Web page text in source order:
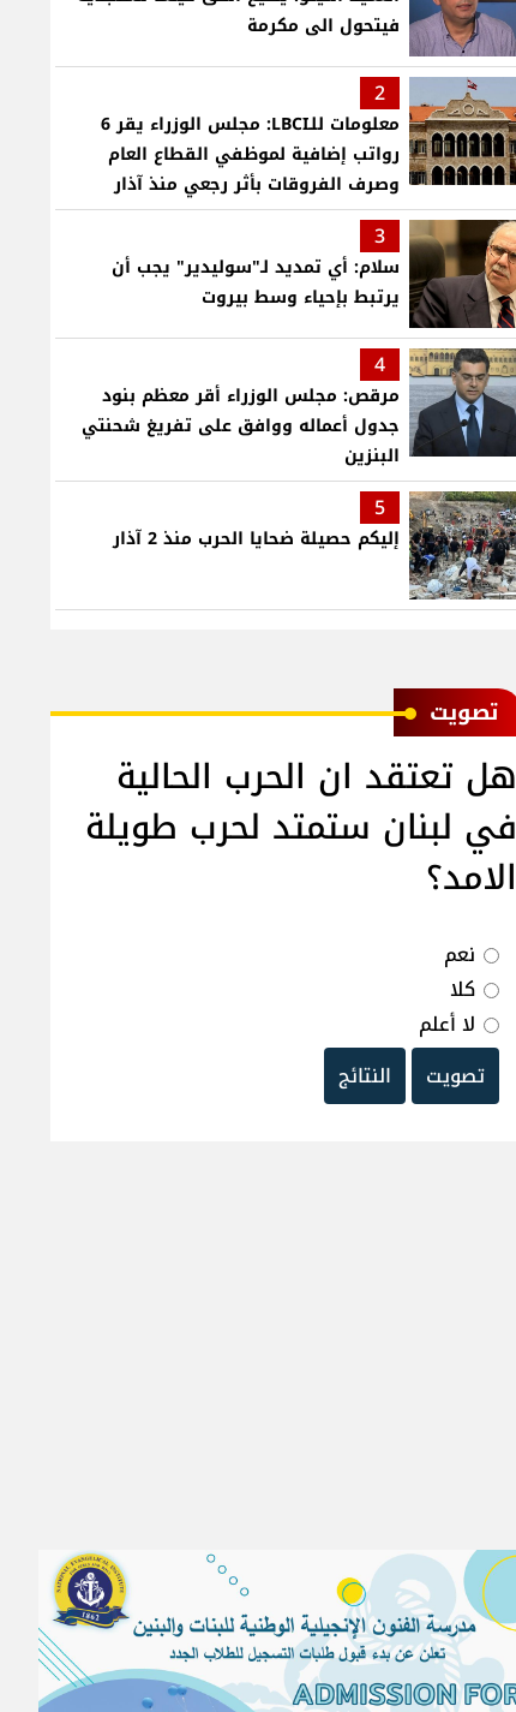
فيتحول الى مكرمة
2
معلومات للـLBCI: مجلس الوزراء يقر 6
رواتب إضافية لموظفي القطاع العام
وصرف الفروقات بأثر رجعي منذ آذار
3
سلام: أي تمديد لـ"سوليدير" يجب أن
يرتبط بإحياء وسط بيروت
4
مرقص: مجلس الوزراء أقر معظم بنود
جدول أعماله ووافق على تفريغ شحنتي
البنزين
5
إليكم حصيلة ضحايا الحرب منذ 2 آذار
ﺗﺼﻮﻳﺖ
هل تعتقد ان الحرب الحالية
في لبنان ستمتد لحرب طويلة
الامد؟
نعم
كلا
لا أعلم
تصويت
النتائج